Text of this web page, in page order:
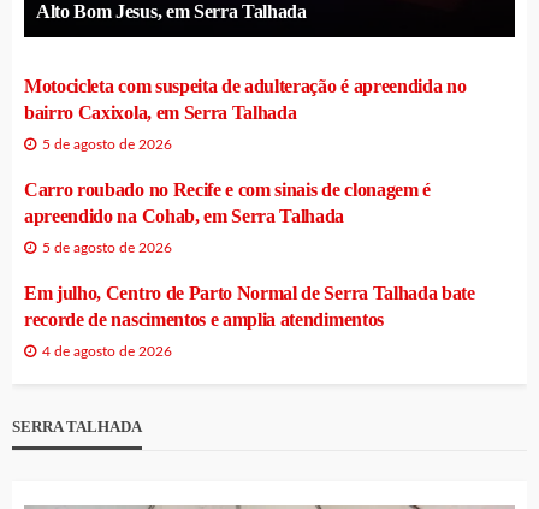
Alto Bom Jesus, em Serra Talhada
Motocicleta com suspeita de adulteração é apreendida no
bairro Caxixola, em Serra Talhada
5 de agosto de 2026
Carro roubado no Recife e com sinais de clonagem é
apreendido na Cohab, em Serra Talhada
5 de agosto de 2026
Em julho, Centro de Parto Normal de Serra Talhada bate
recorde de nascimentos e amplia atendimentos
4 de agosto de 2026
SERRA TALHADA